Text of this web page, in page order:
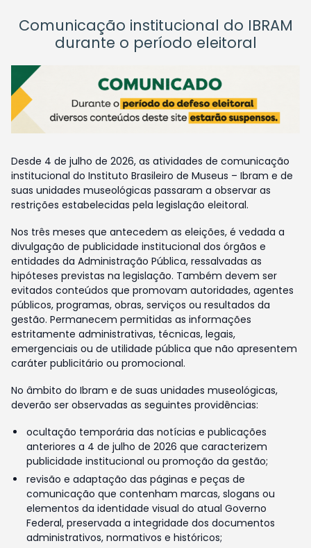
Comunicação institucional do IBRAM
durante o período eleitoral
Desde 4 de julho de 2026, as atividades de comunicação
institucional do Instituto Brasileiro de Museus – Ibram e de
suas unidades museológicas passaram a observar as
restrições estabelecidas pela legislação eleitoral.
Nos três meses que antecedem as eleições, é vedada a
divulgação de publicidade institucional dos órgãos e
entidades da Administração Pública, ressalvadas as
hipóteses previstas na legislação. Também devem ser
evitados conteúdos que promovam autoridades, agentes
públicos, programas, obras, serviços ou resultados da
gestão. Permanecem permitidas as informações
estritamente administrativas, técnicas, legais,
emergenciais ou de utilidade pública que não apresentem
caráter publicitário ou promocional.
No âmbito do Ibram e de suas unidades museológicas,
deverão ser observadas as seguintes providências:
ocultação temporária das notícias e publicações
anteriores a 4 de julho de 2026 que caracterizem
publicidade institucional ou promoção da gestão;
revisão e adaptação das páginas e peças de
comunicação que contenham marcas, slogans ou
elementos da identidade visual do atual Governo
Federal, preservada a integridade dos documentos
administrativos, normativos e históricos;